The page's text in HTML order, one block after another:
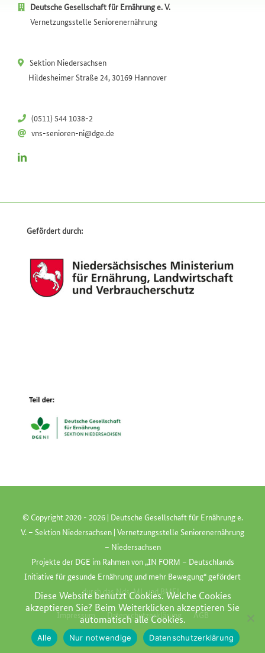
Deutsche Gesellschaft für Ernährung e. V.
Vernetzungsstelle Seniorenernährung
Sektion Niedersachsen
Hildesheimer Straße 24, 30169 Hannover
(0511) 544 1038-2
vns-senioren-ni@dge.de
Gefördert durch:
© Copyright 2020 - 2026 | Deutsche Gesellschaft für Ernährung e.
V. – Sektion Niedersachsen | Vernetzungsstelle Seniorenernährung
– Niedersachsen
Projekte der DGE im Rahmen von „IN FORM – Deutschlands
Initiative für gesunde Ernährung und mehr Bewegung“ gefördert
durch das Nds. ML und BMEL.
Impressum Datenschutzerklärung AGB
Diese Website benutzt Cookies. Welche Cookies
akzeptieren Sie? Beim Weiterklicken akzeptieren Sie
automatisch alle Cookies.
Alle Nur notwendige Datenschutzerklärung